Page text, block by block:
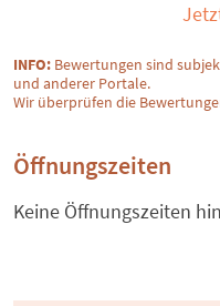
INFO: Bewertungen sind
und anderer Portale.
Wir überprüfen die
Öffnungszeiten
Keine Öffnungszeiten